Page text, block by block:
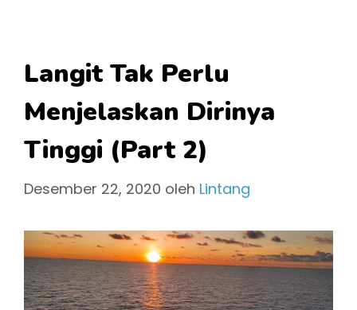
Langit Tak Perlu
Menjelaskan Dirinya
Tinggi (Part 2)
Desember 22, 2020 oleh Lintang